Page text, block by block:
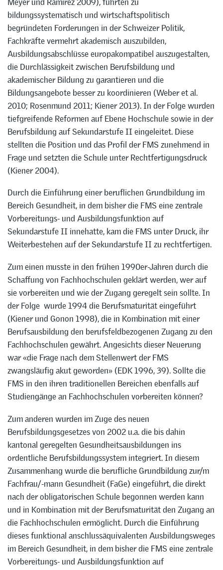
bildungssystematisch und wirtschaftspolitisch
begründeten Forderungen in der Schweizer Politik,
Fachkräfte vermehrt akademisch auszubilden,
Ausbildungsabschlüsse europakompatibel auszugestalten,
die Durchlässigkeit zwischen Berufsbildung und
akademischer Bildung zu garantieren und die
Bildungsangebote besser zu koordinieren (Weber et al.
2010; Rosenmund 2011; Kiener 2013). In der Folge wurden
tiefgreifende Reformen auf Ebene Hochschule sowie in der
Berufsbildung auf Sekundarstufe II eingeleitet. Diese
stellten die Position und das Profil der FMS zunehmend in
Frage und setzten die Schule unter Rechtfertigungsdruck
(Kiener 2004).
Durch die Einführung einer beruflichen Grundbildung im
Bereich Gesundheit, in dem bisher die FMS eine zentrale
Vorbereitungs- und Ausbildungsfunktion auf
Sekundarstufe II innehatte, kam die FMS unter Druck, ihr
Weiterbestehen auf der Sekundarstufe II zu rechtfertigen.
Zum einen musste in den frühen 1990er-Jahren durch die
Schaffung von Fachhochschulen geklärt werden, wer auf
sie vorbereiten und wie der Zugang geregelt sein sollte. In
der Folge wurde 1994 die Berufsmaturität eingeführt
(Kiener und Gonon 1998), die in Kombination mit einer
Berufsausbildung den berufsfeldbezogenen Zugang zu den
Fachhochschulen gewährt. Angesichts dieser Neuerung
war «die Frage nach dem Stellenwert der FMS
zwangsläufig akut geworden» (EDK 1996, 39). Sollte die
FMS in den ihren traditionellen Bereichen ebenfalls auf
Studiengänge an Fachhochschulen vorbereiten können?
Zum anderen wurden im Zuge des neuen
Berufsbildungsgesetzes von 2002 u.a. die bis dahin
kantonal geregelten Gesundheitsausbildungen ins
ordentliche Berufsbildungssystem integriert. In diesem
Zusammenhang wurde die berufliche Grundbildung zur/m
Fachfrau/-mann Gesundheit (FaGe) eingeführt, die direkt
nach der obligatorischen Schule begonnen werden kann
und in Kombination mit der Berufsmaturität den Zugang an
die Fachhochschulen ermöglicht. Durch die Einführung
dieses funktional anschlussäquivalenten Ausbildungsweges
im Bereich Gesundheit, in dem bisher die FMS eine zentrale
Vorbereitungs- und Ausbildungsfunktion auf